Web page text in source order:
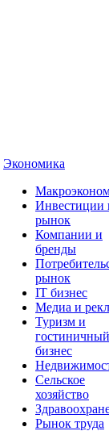
Экономика
Инвестиции
рынок
Компании и
бренды
рынок
IT бизнес
Медиа и
Туризм и
гостиничный
бизнес
Сельское
хозяйство
Рынок труда